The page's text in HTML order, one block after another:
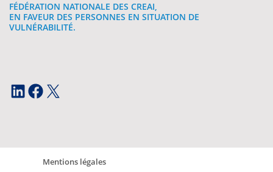
FÉDÉRATION NATIONALE DES CREAI,
EN FAVEUR DES PERSONNES EN SITUATION DE
VULNÉRABILITÉ.
LinkedIn Facebook X
Mentions légales